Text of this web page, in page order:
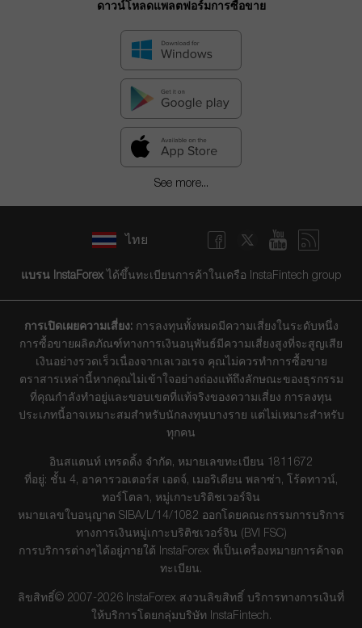
ดาวน์โหลดแพลตฟอร์มการซื้อขาย
See more...
ไทย
แบรน InstaForex ได้ขึ้นทะเบียนการค้าในเครือ InstaFintech group
การเปิดเผยความเสี่ยง:การลงทุนทั้งหมดมีความเสี่ยงในระดับหนึ่ง
การซื้อขายผลิตภัณฑ์ทางการเงินอนุพันธ์มีความเสี่ยงสูงที่จะสูญเสีย
เงินอย่างรวดเร็วเนื่องจากเลเวอเรจ คุณไม่ควรทำการซื้อขาย
ตราสารเหล่านี้หากคุณไม่เข้าใจอย่างถ่องแท้ถึงลักษณะของธุรกรรม
ที่คุณกำลังทำอยู่และขอบเขตที่แท้จริงของความเสี่ยง การลงทุน
ประเภทนี้อาจเหมาะสมสำหรับนักลงทุนบางราย แต่ไม่เหมาะสำหรับ
ทุกคน
อินสแตนท์ เทรดดิ้ง จำกัด, หมายเลขทะเบียน 1811672
ที่อยู่: ชั้น 4, อาคารวอเตอร์ส เอดจ์, เมอริเดียน พลาซ่า, โร้ดทาวน์,
ทอร์โตลา, หมู่เกาะบริติชเวอร์จิน
หมายเลขใบอนุญาต SIBA/L/14/1082 ออกโดยคณะกรรมการบริการ
ทางการเงินหมู่เกาะบริติชเวอร์จิน (BVI FSC)
การบริการต่างๆได้อยู่ภายใต้ InstaForex ที่เป็นเครื่องหมายการค้าจด
ทะเบียน.
ลิขสิทธิ์© 2007-2026 InstaForex สงวนลิขสิทธิ์ บริการทางการเงินที่
ให้บริการโดยกลุ่มบริษัท InstaFintech.